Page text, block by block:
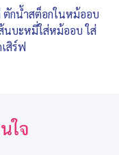
ตักน้ำสต็อกในหม้ออบ
นบะหมี่ใส่หม้ออบ ใส่
สิร์ฟ
ใจ